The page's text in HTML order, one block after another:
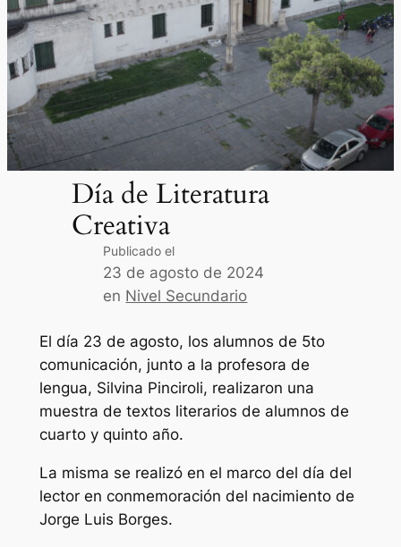
Día de Literatura
Creativa
Publicado el
23 de agosto de 2024
en Nivel Secundario
El día 23 de agosto, los alumnos de 5to
comunicación, junto a la profesora de
lengua, Silvina Pinciroli, realizaron una
muestra de textos literarios de alumnos de
cuarto y quinto año.
La misma se realizó en el marco del día del
lector en conmemoración del nacimiento de
Jorge Luis Borges.